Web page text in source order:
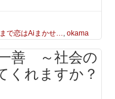
で恋はAiまかせ…,okama
善 ～社会の
くれますか？